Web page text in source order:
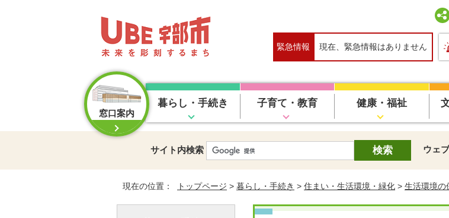
緊急情報 現在、緊急情報はありません
窓口案内
暮らし・手続き 子育て・教育 健康・福祉
サイト内検索 ウェ
現在の位置： トップページ > 暮らし・手続き > 住まい・生活環境・緑化 > 生活環境の